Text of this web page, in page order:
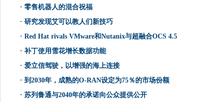
· 零售机器人的混合祝福
· 研究发现艾可以教人们新技巧
· Red Hat rivals VMware和Nutanix与超融合OCS 4.5
· 补丁使用雪花增长数据功能
· 爱立信驾驶，以增强的海上连接
· 到2030年，成熟的O-RAN设定为75％的市场份额
· 苏列鲁通与2040年的承诺向公众提供公开